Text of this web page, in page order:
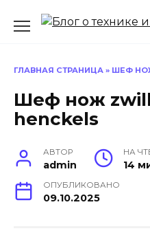
ГЛАВНАЯ СТРАНИЦА » ШЕФ НОЖ
Шеф нож
henckels
АВТОР
admin
НА
14
ОПУБЛИКОВАНО
09.10.2025